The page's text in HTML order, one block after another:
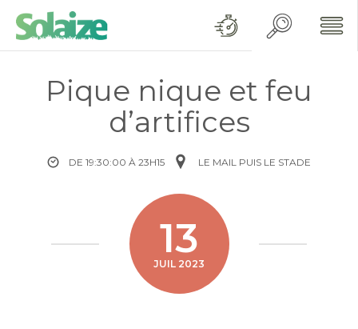
Pique nique et feu
d’artifices
DE 19:30:00 À 23H15 LE MAIL PUIS LE STADE
13
JUIL 2023